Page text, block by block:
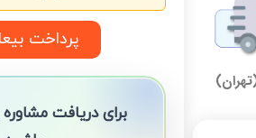
پرداخت
برای دریافت مشاوره